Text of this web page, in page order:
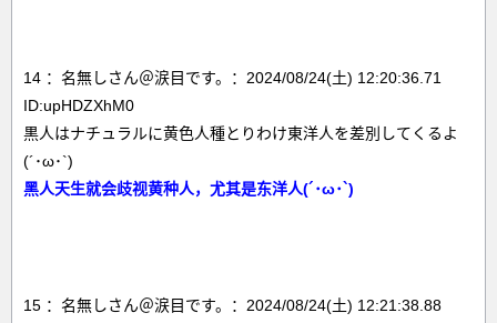
14 ：名無しさん＠涙目です。：2024/08/24(土) 12:20:36.71
ID:upHDZXhM0
黒人はナチュラルに黄色人種とりわけ東洋人を差別してくるよ
(´･ω･`)
黑人天生就会歧视黄种人，尤其是东洋人(´･ω･`)
15 ：名無しさん＠涙目です。：2024/08/24(土) 12:21:38.88